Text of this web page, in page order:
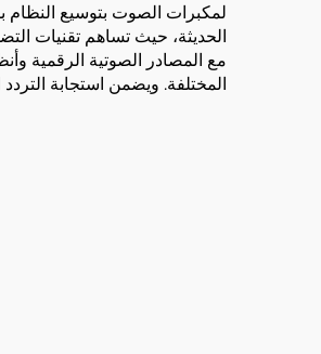
لمكبرات الصوت بتوسيع النظام
المختلفة. ويضمن استجابة